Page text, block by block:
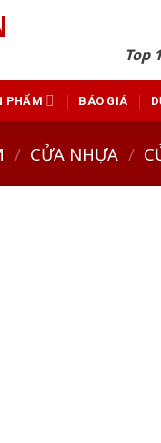
Top
PHẨM BÁO GIÁ
/ CỬA NHỰA /